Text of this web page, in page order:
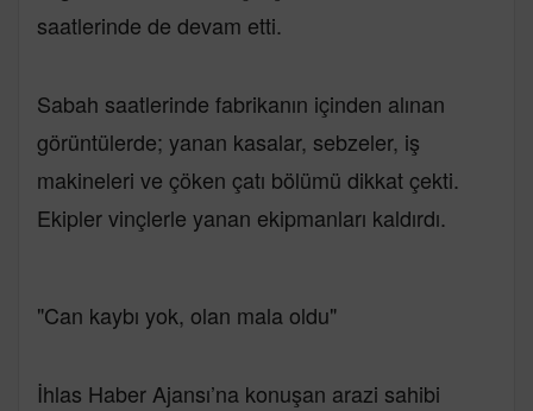
saatlerinde de devam etti.
Sabah saatlerinde fabrikanın içinden alınan
görüntülerde; yanan kasalar, sebzeler, iş
makineleri ve çöken çatı bölümü dikkat çekti.
Ekipler vinçlerle yanan ekipmanları kaldırdı.
"Can kaybı yok, olan mala oldu"
İhlas Haber Ajansı’na konuşan arazi sahibi